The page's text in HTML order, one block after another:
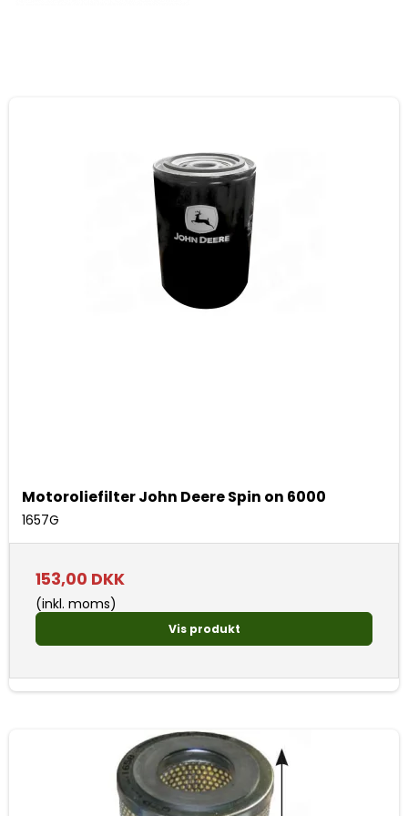
Motoroliefilter John Deere Spin on 6000
1657G
153,00 DKK
(inkl. moms)
Vis produkt